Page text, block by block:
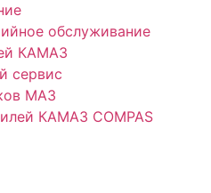
обслуживание
КАМАЗ
сервис
МАЗ
КАМАЗ COMPAS